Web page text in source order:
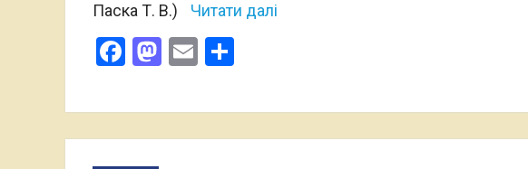
Паска Т. В.)
Читати далі
Facebook
Mastodon
Email